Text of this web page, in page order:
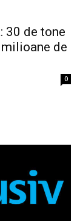
30 de tone
de
0